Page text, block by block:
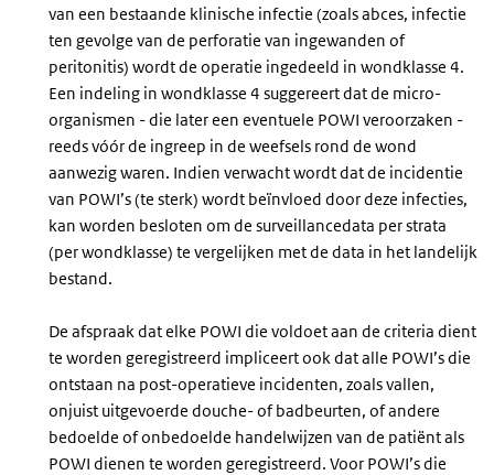
van een bestaande klinische infectie (zoals abces, infectie
ten gevolge van de perforatie van ingewanden of
peritonitis) wordt de operatie ingedeeld in wondklasse 4.
Een indeling in wondklasse 4 suggereert dat de micro-
organismen - die later een eventuele POWI veroorzaken -
reeds vóór de ingreep in de weefsels rond de wond
aanwezig waren. Indien verwacht wordt dat de incidentie
van POWI’s (te sterk) wordt beïnvloed door deze infecties,
kan worden besloten om de surveillancedata per strata
(per wondklasse) te vergelijken met de data in het landelijk
bestand.
De afspraak dat elke POWI die voldoet aan de criteria dient
te worden geregistreerd impliceert ook dat alle POWI’s die
ontstaan na post-operatieve incidenten, zoals vallen,
onjuist uitgevoerde douche- of badbeurten, of andere
bedoelde of onbedoelde handelwijzen van de patiënt als
POWI dienen te worden geregistreerd. Voor POWI’s die